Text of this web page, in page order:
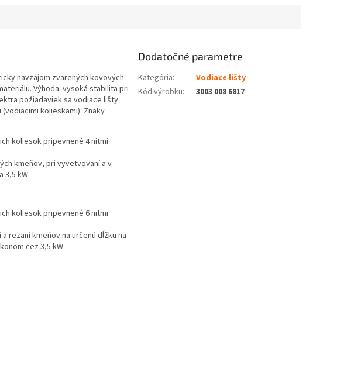
navzájom zvarených kovových
Výhoda: vysoká stabilita pri
požiadaviek sa vodiace lišty
kolieskami). Znaky
koliesok pripevnené 4 nitmi
kmeňov, pri vyvetvovaní a v
3,5 kW.
koliesok pripevnené 6 nitmi
rezaní kmeňov na určenú dĺžku na
cez 3,5 kW.
Dodatočné parametre
Kategória:
Vodiace lišty
Kód výrobku: 3003 008 6817